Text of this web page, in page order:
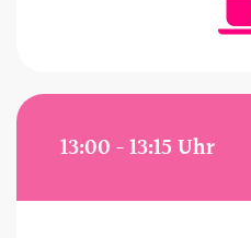
13:00 - 13:15 Uhr